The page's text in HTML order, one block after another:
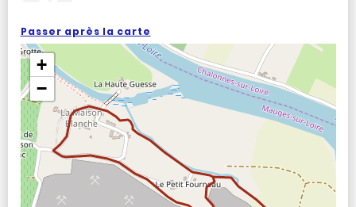
Passer après la carte
+
−